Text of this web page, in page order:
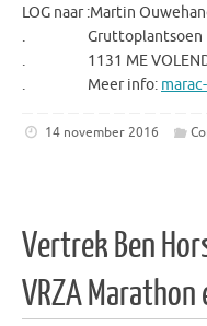
LOG naar :Martin
. Gruttoplantsoen
. 1131 ME
. Meer info:
14 november 2016
Vertrek Ben
VRZA